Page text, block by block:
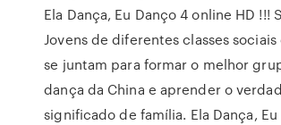
Ela Dança, Eu Danço 4 online HD !!!
Jovens de diferentes classes
se juntam para formar o melhor
dança da China e aprender o
significado de família. Ela Dança,